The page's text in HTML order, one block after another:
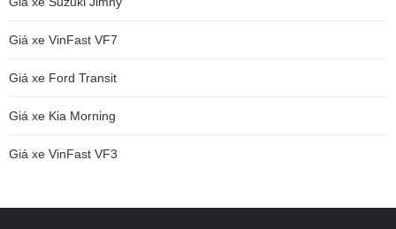
Giá xe VinFast VF7
Giá xe Ford Transit
Giá xe Kia Morning
Giá xe VinFast VF3